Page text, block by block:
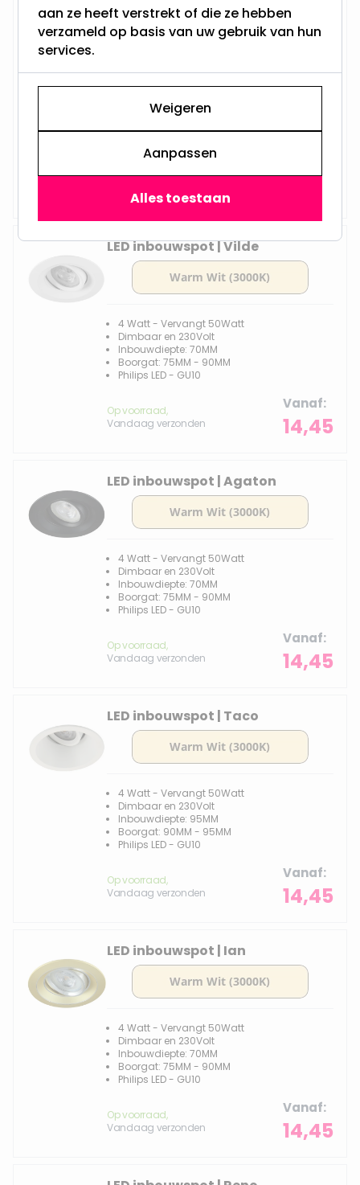
IP65 LED inbouwspot Lykke
4 Watt - Vervangt 50Watt
Dimbaar en 230Volt
Inbouwdiepte: 70MM
Boorgat: 70MM - 100MM
Op voorraad,
LED inbouwspot | Vilde
4 Watt - Vervangt 50Watt
Dimbaar en 230Volt
Inbouwdiepte: 70MM
Boorgat: 75MM - 90MM
Philips LED - GU10
Op voorraad,
Vandaag verzonden
Vanaf
14,45
LED inbouwspot | Agaton
4 Watt - Vervangt 50Watt
Dimbaar en 230Volt
Inbouwdiepte: 70MM
Boorgat: 75MM - 90MM
Philips LED - GU10
Op voorraad,
Vandaag verzonden
Vanaf
14,45
LED inbouwspot | Taco
4 Watt - Vervangt 50Watt
Dimbaar en 230Volt
Inbouwdiepte: 95MM
Boorgat: 90MM - 95MM
Philips LED - GU10
Op voorraad,
Vandaag verzonden
Vanaf
14,45
LED inbouwspot | Ian
4 Watt - Vervangt 50Watt
Dimbaar en 230Volt
Inbouwdiepte: 70MM
Boorgat: 75MM - 90MM
Philips LED - GU10
Op voorraad,
Vandaag verzonden
Vanaf
14,45
aan ze heeft verstrekt of die ze hebben
verzameld op basis van uw gebruik van hun
services.
Weigeren
Aanpassen
Alles toestaan